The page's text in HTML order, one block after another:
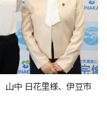
山中 日花里様、伊豆市